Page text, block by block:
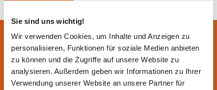
Sie sind uns wichtig!
Wir verwenden Cookies, um Inhalte und Anzeigen zu
personalisieren, Funktionen für soziale Medien anbieten
zu können und die Zugriffe auf unsere Website zu
analysieren. Außerdem geben wir Informationen zu Ihrer
Verwendung unserer Website an unsere Partner für
Lassen Sie sich jetzt
beraten.
Die beste Beratung ist die persönliche - von einem Haas